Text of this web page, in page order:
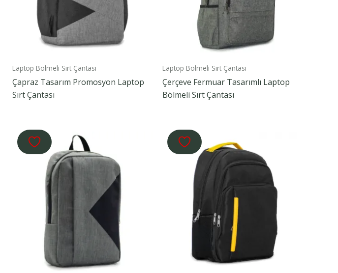
Laptop Bölmeli Sırt Çantası
Çapraz Tasarım Promosyon Laptop
Sırt Çantası
Laptop Bölmeli Sırt Çantası
Çerçeve Fermuar Tasarımlı Laptop
Bölmeli Sırt Çantası